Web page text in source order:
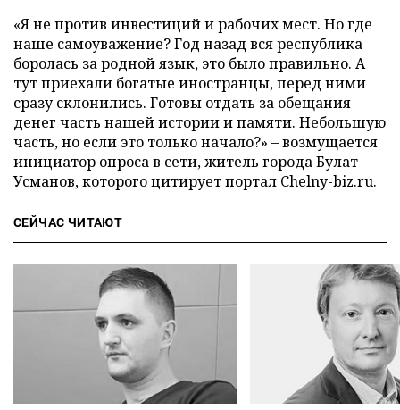
«Я не против инвестиций и рабочих мест. Но где
наше самоуважение? Год назад вся республика
боролась за родной язык, это было правильно. А
тут приехали богатые иностранцы, перед ними
сразу склонились. Готовы отдать за обещания
денег часть нашей истории и памяти. Небольшую
часть, но если это только начало?» – возмущается
инициатор опроса в сети, житель города Булат
Усманов, которого цитирует портал Chelny-biz.ru.
СЕЙЧАС ЧИТАЮТ